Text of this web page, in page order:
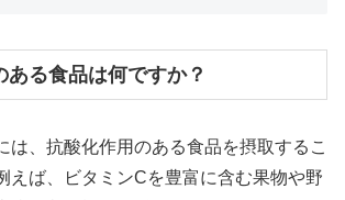
ある食品は何ですか？
は、抗酸化作用のある食品を摂取するこ
えば、ビタミンCを豊富に含む果物や野